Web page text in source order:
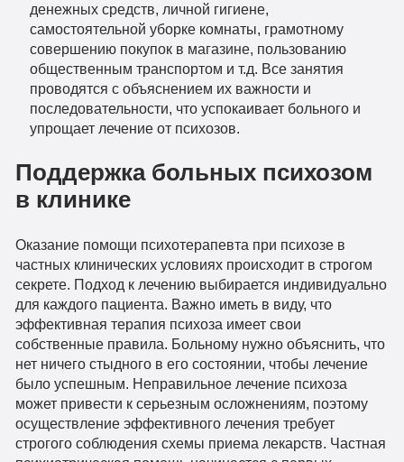
денежных средств, личной гигиене,
самостоятельной уборке комнаты, грамотному
совершению покупок в магазине, пользованию
общественным транспортом и т.д. Все занятия
проводятся с объяснением их важности и
последовательности, что успокаивает больного и
упрощает лечение от психозов.
Поддержка больных психозом
в клинике
Оказание помощи психотерапевта при психозе в
частных клинических условиях происходит в строгом
секрете. Подход к лечению выбирается индивидуально
для каждого пациента. Важно иметь в виду, что
эффективная терапия психоза имеет свои
собственные правила. Больному нужно объяснить, что
нет ничего стыдного в его состоянии, чтобы лечение
было успешным. Неправильное лечение психоза
может привести к серьезным осложнениям, поэтому
осуществление эффективного лечения требует
строгого соблюдения схемы приема лекарств. Частная